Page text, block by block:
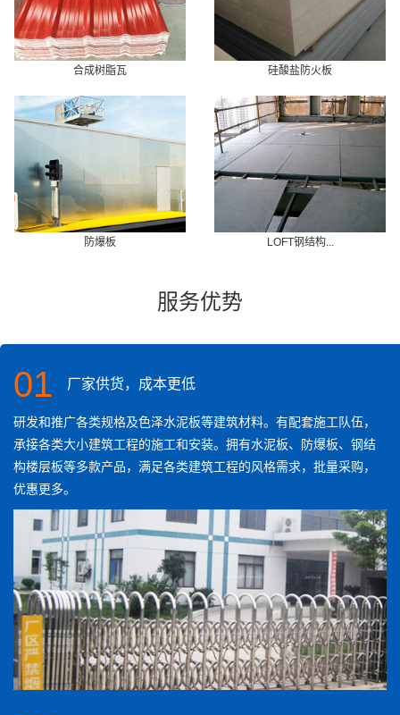
合成树脂瓦 硅酸盐防火板
防爆板 LOFT钢结构...
服务优势
01 厂家供货，成本更低
研发和推广各类规格及色泽水泥板等建筑材料。有配套施工队伍，
承接各类大小建筑工程的施工和安装。拥有水泥板、防爆板、钢结
构楼层板等多款产品，满足各类建筑工程的风格需求，批量采购，
优惠更多。